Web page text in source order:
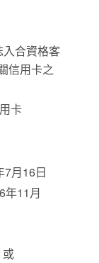
合資格客
信用卡之
卡
7月16日
年11月
或